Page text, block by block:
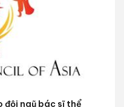
đội ngũ bác sĩ thể